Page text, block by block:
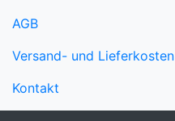
AGB
Versand- und Lieferkosten
Kontakt